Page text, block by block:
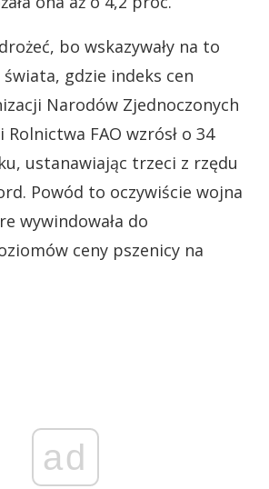
bo wskazywały na to
gdzie indeks cen
Narodów Zjednoczonych
Rolnictwa FAO wzrósł o 34
ustanawiając trzeci z rzędu
Powód to oczywiście wojna
wywindowała do
ceny pszenicy na
ad